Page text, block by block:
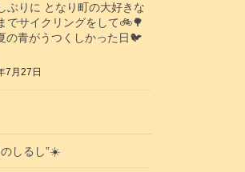
ぶりに となり町の大好きな
でサイクリングをして🚲️🌳
の青がうつくしかった日🐦️
7月27日
のしるし”☀️